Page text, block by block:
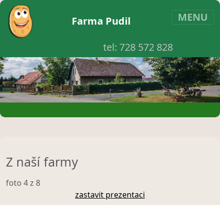
Farma Pudil MENU
tel: 728 572 828
Z naší farmy
foto 4z 8
zastavit prezentaci